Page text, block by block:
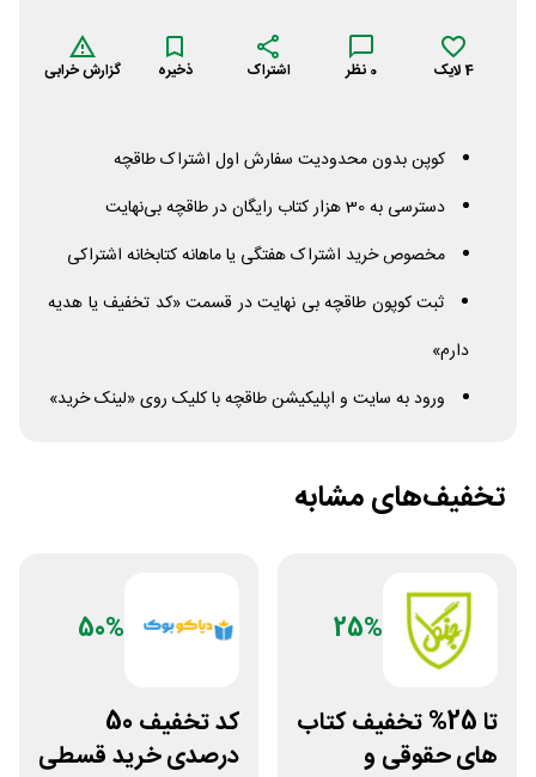
4 لایک 0 نظر اشتراک ذخیره گزارش خرابی
کوپن بدون محدودیت سفارش اول اشتراک طاقچه
دسترسی به 30 هزار کتاب رایگان در طاقچه بی‌نهایت
مخصوص خرید اشتراک هفتگی یا ماهانه کتابخانه اشتراکی
ثبت کوپون طاقچه بی نهایت در قسمت «کد تخفیف یا هدیه
دارم»
ورود به سایت و اپلیکیشن طاقچه با کلیک روی «لینک خرید»
تخفیف‌های مشابه
25%
تا 25% تخفیف کتاب
های حقوقی و
50%
کد تخفیف 50
درصدی خرید قسطی